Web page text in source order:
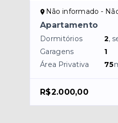
Não informado - Não
Apartamento
Dormitórios 2,
Garagens
1
Área Privativa
75
R$2.000,00